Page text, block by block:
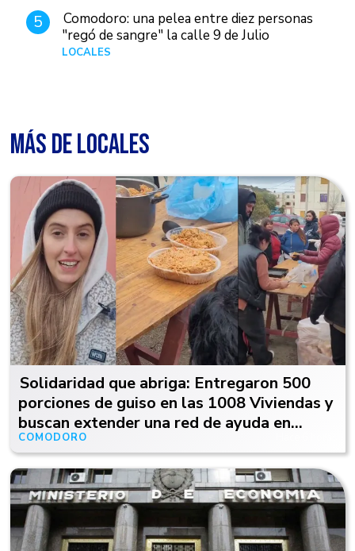
5
Comodoro: una pelea entre diez personas
"regó de sangre" la calle 9 de Julio
LOCALES
MÁS DE LOCALES
Solidaridad que abriga: Entregaron 500
porciones de guiso en las 1008 Viviendas y
buscan extender una red de ayuda en
Comodoro
COMODORO